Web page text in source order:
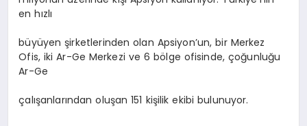
en hızlı
büyüyen şirketlerinden olan Apsiyon’un, bir Merkez
Ofis, iki Ar-Ge Merkezi ve 6 bölge ofisinde, çoğunluğu
Ar-Ge
çalışanlarından oluşan 151 kişilik ekibi bulunuyor.